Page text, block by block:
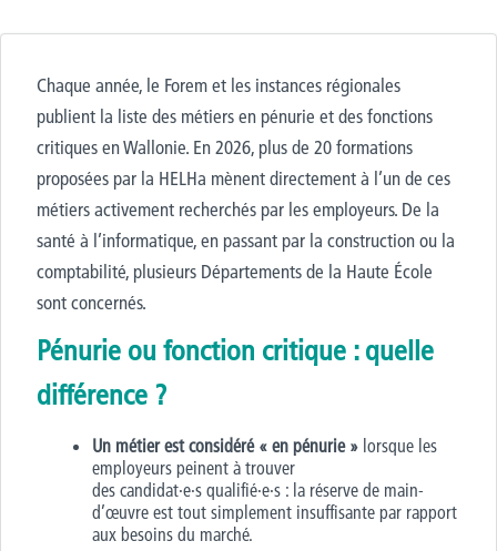
Chaque année, le Forem et les instances régionales
publient la liste des métiers en pénurie et des fonctions
critiques en Wallonie. En 2026, plus de 20 formations
proposées par la HELHa mènent directement à l’un de ces
métiers activement recherchés par les employeurs. De la
santé à l’informatique, en passant par la construction ou la
comptabilité, plusieurs Départements de la Haute École
sont concernés.
Pénurie ou fonction critique : quelle
différence ?
Un métier est considéré « en pénurie » lorsque les
employeurs peinent à trouver
des candidat·e·s qualifié·e·s : la réserve de main-
d’œuvre est tout simplement insuffisante par rapport
aux besoins du marché.